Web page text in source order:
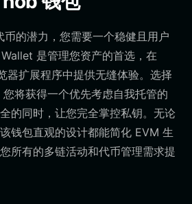
的潜力，您需要一个稳健且用户
是管理您资产的首选，在
器扩展程序中提供无缝体验。选择
您将获得一个优先考虑自我托管的
的同时，让您完全掌控私钥。无论
钱包直观的设计都能简化 EVM 生
所有的多链活动和代币管理需求提